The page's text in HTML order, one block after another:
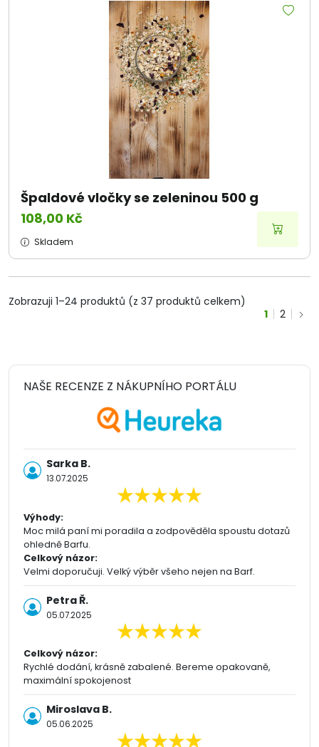
Špaldové vločky se zeleninou 500 g
108,00 Kč
Skladem
Zobrazuji 1–24 produktů (z 37 produktů celkem)
1
2
NAŠE RECENZE Z NÁKUPNÍHO PORTÁLU
Sarka B.
13.07.2025
Výhody:
Moc milá paní mi poradila a zodpověděla spoustu dotazů
ohledně Barfu.
Celkový názor:
Velmi doporučuji. Velký výběr všeho nejen na Barf.
Petra Ř.
05.07.2025
Celkový názor:
Rychlé dodání, krásně zabalené. Bereme opakovaně,
maximální spokojenost
Miroslava B.
05.06.2025